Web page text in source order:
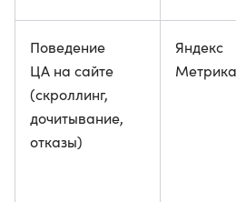
Поведение
ЦА на сайте
(скроллинг,
дочитывание,
отказы)
Яндекс
Метрика